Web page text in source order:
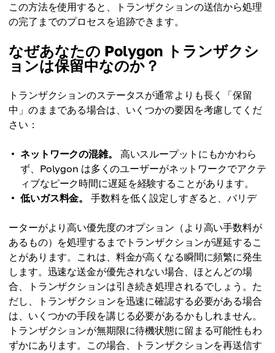
この方法を使用すると、トランザクションの送信から処理
の完了までのプロセスを追跡できます。
なぜあなたの Polygon トランザクシ
ョンは保留中なのか？
トランザクションのステータスが通常よりも長く「保留
中」のままである場合は、いくつかの要因を考慮してくだ
さい：
ネットワークの混雑。
高いスループットにもかかわら
ず、Polygon は多くのユーザーがネットワークでアクテ
ィブなピーク時間に遅延を経験することがあります。
低いガス料金。
手数料を低く設定しすぎると、バリデ
ーターがより高い優先度のオプション（より高い手数料が
あるもの）を処理するまでトランザクションが遅延するこ
とがあります。これは、料金が高くなる瞬間に頻繁に発生
します。迅速な送金が優先されない場合、ほとんどの場
合、トランザクションは引き続き処理されるでしょう。た
だし、トランザクションを迅速に確認する必要がある場合
は、いくつかの手段を講じる必要があるかもしれません。
トランザクションが無期限に待機状態に留まる可能性もわ
ずかにあります。この場合、トランザクションを再送信す